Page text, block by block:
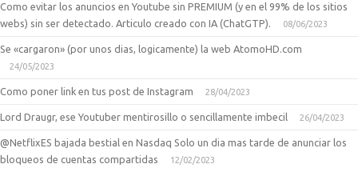
Como evitar los anuncios en Youtube sin PREMIUM (y en el 99% de los sitios
webs) sin ser detectado. Articulo creado con IA (ChatGTP).
08/06/2023
Se «cargaron» (por unos dias, logicamente) la web AtomoHD.com
24/05/2023
Como poner link en tus post de Instagram 28/04/2023
Lord Draugr, ese Youtuber mentirosillo o sencillamente imbecil 26/04/2023
@NetflixES bajada bestial en Nasdaq Solo un dia mas tarde de anunciar los
bloqueos de cuentas compartidas
12/02/2023